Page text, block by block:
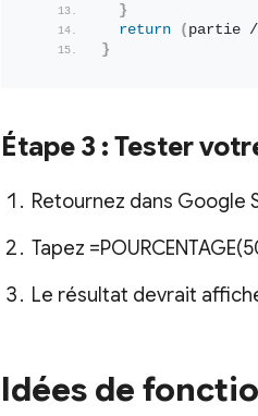
}
return
( partie
}
Étape 3 : Tester
Retournez dans Google
Tapez
Le résultat devrait
Idées de